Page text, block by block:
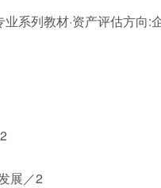
业系列教材·资产评估方向
展／2